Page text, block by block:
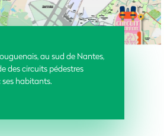
au sud de Nantes,
des circuits pédestres
habitants.